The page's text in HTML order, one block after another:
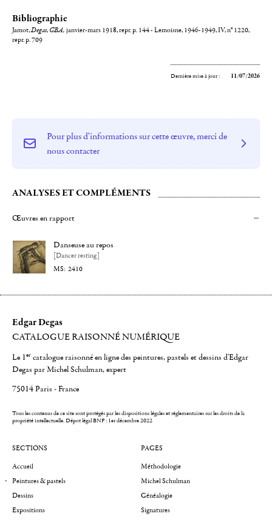
Bibliographie
Jamot,Degas, GBA, janvier-mars 1918, repr. p. 144 - Lemoisne, 1946-1949, IV, n° 1220,
repr. p. 709
Dernière mise à jour : 11/07/2026
Pour plus d'informations sur cette œuvre, merci de
nous contacter
ANALYSES ET COMPLÉMENTS
Œuvres en rapport
Danseuse au repos
[Dancer resting]
2410
Edgar Degas
CATALOGUE RAISONNÉ NUMÉRIQUE
Le 1er catalogue raisonné en ligne des peintures, pastels et dessins d'Edgar
Degas par Michel Schulman, expert
75014 Paris - France
Tous les contenus de ce site sont protégés par les dispositions légales et réglementaires sur les droits de la
propriété intellectuelle.Dépot légal BNF : 1er décembre 2022
SECTIONS
Accueil
Peintures & pastels
Dessins
Expositions
PAGES
Méthodologie
Michel Schulman
Généalogie
Signatures